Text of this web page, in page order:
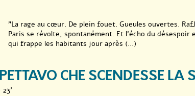
"La rage au cœur. De plein fouet. Gueules ouvertes.
Paris se révolte, spontanément. Et l’écho du désespoir
qui frappe les habitants jour après (...)
CHE SCENDESSE LA
23'